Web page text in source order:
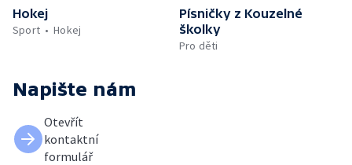
Hokej
Sport
Hokej
Písničky z Kouzelné
školky
Pro děti
Napište nám
Otevřít
kontaktní
formulář